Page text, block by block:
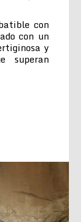
con
con un
y
superan